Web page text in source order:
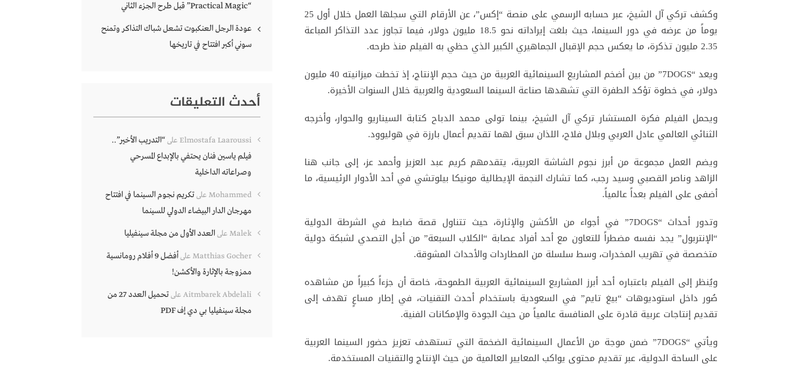
وكشف تركي آل الشيخ، عبر حسابه الرسمي على منصة “إكس”، عن الأرقام التي سجلها العمل خلال أول 25
يوماً من عرضه في دور السينما، حيث بلغت إيراداته نحو 18.5 مليون دولار، فيما تجاوز عدد التذاكر المباعة
2.35 مليون تذكرة، ما يعكس حجم الإقبال الجماهيري الكبير الذي حظي به الفيلم منذ طرحه.
ويعد “7DOGS” من بين أضخم المشاريع السينمائية العربية من حيث حجم الإنتاج، إذ تخطت ميزانيته 40 مليون
دولار، في خطوة تؤكد الطفرة التي تشهدها صناعة السينما السعودية والعربية خلال السنوات الأخيرة.
ويحمل الفيلم فكرة المستشار تركي آل الشيخ، بينما تولى محمد الدباح كتابة السيناريو والحوار، وأخرجه
الثنائي العالمي عادل العربي وبلال فلاح، اللذان سبق لهما تقديم أعمال بارزة في هوليوود.
ويضم العمل مجموعة من أبرز نجوم الشاشة العربية، يتقدمهم كريم عبد العزيز وأحمد عز، إلى جانب هنا
الزاهد وناصر القصبي وسيد رجب، كما تشارك النجمة الإيطالية مونيكا بيلوتشي في أحد الأدوار الرئيسية، ما
أضفى على الفيلم بعداً عالمياً.
وتدور أحداث “7DOGS” في أجواء من الأكشن والإثارة، حيث تتناول قصة ضابط في الشرطة الدولية
“الإنتربول” يجد نفسه مضطراً للتعاون مع أحد أفراد عصابة “الكلاب السبعة” من أجل التصدي لشبكة دولية
متخصصة في تهريب المخدرات، وسط سلسلة من المطاردات والأحداث المشوقة.
ويُنظر إلى الفيلم باعتباره أحد أبرز المشاريع السينمائية العربية الطموحة، خاصة أن جزءاً كبيراً من مشاهده
صُور داخل استوديوهات “بيغ تايم” في السعودية باستخدام أحدث التقنيات، في إطار مساعٍ تهدف إلى
تقديم إنتاجات عربية قادرة على المنافسة عالمياً من حيث الجودة والإمكانات الفنية.
ويأتي “7DOGS” ضمن موجة من الأعمال السينمائية الضخمة التي تستهدف تعزيز حضور السينما العربية
على الساحة الدولية، عبر تقديم محتوى يواكب المعايير العالمية من حيث الإنتاج والتقنيات المستخدمة.
“Practical Magic” قبل طرح الجزء الثاني
عودة الرجل العنكبوت تشعل شباك التذاكر وتمنح
سوني أكبر افتتاح في تاريخها
أحدث التعليقات
Elmostafa Laaroussi على“التدريب الأخير”..
فيلم ياسين فنان يحتفي بالإبداع المسرحي
وصراعاته الداخلية
Mohammed علىتكريم نجوم السينما في افتتاح
مهرجان الدار البيضاء الدولي للسينما
Malek علىالعدد الأول من مجلة سينفيليا
Matthias Gocher على
أفضل 9 أفلام رومانسية
ممزوجة بالإثارة والأكشن!
Aitmbarek Abdelali على
تحميل العدد 27 من
مجلة سينفيليا بي دي إف PDF